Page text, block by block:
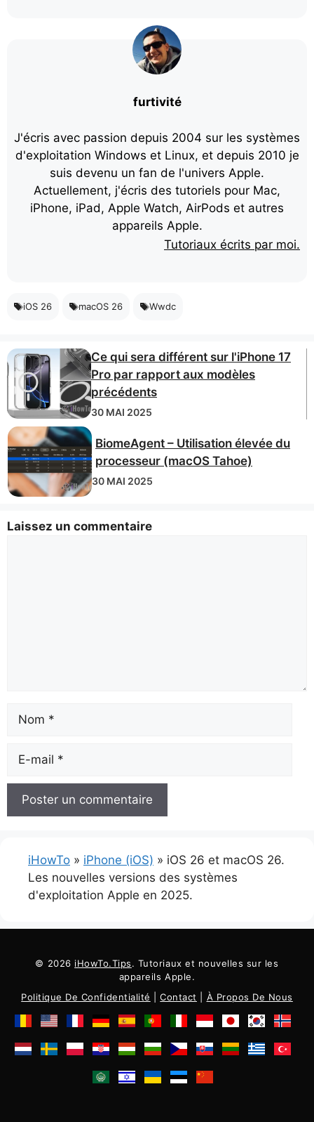
furtivité
J'écris avec passion depuis 2004 sur les systèmes
d'exploitation Windows et Linux, et depuis 2010 je
suis devenu un fan de l'univers Apple.
Actuellement, j'écris des tutoriels pour Mac,
iPhone, iPad, Apple Watch, AirPods et autres
appareils Apple.
Tutoriaux écrits par moi.
iOS 26 macOS 26 Wwdc
Ce qui sera différent sur l'iPhone 17
Pro par rapport aux modèles
précédents
30 MAI 2025
BiomeAgent – ​​Utilisation élevée du
processeur (macOS Tahoe)
30 MAI 2025
Laissez un commentaire
mail
iHowTo » iPhone (iOS) » iOS 26 et macOS 26.
Les nouvelles versions des systèmes
d'exploitation Apple en 2025.
© 2026 iHowTo.Tips. Tutoriaux et nouvelles sur les
appareils Apple.
Politique De Confidentialité
|Contact À Propos De Nous